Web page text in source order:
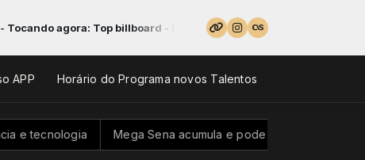
Top billboard - Parte 2
APP Horário do Programa novos Talentos
Mega Sena acumula e pode pagar R$ 100 milhões neste